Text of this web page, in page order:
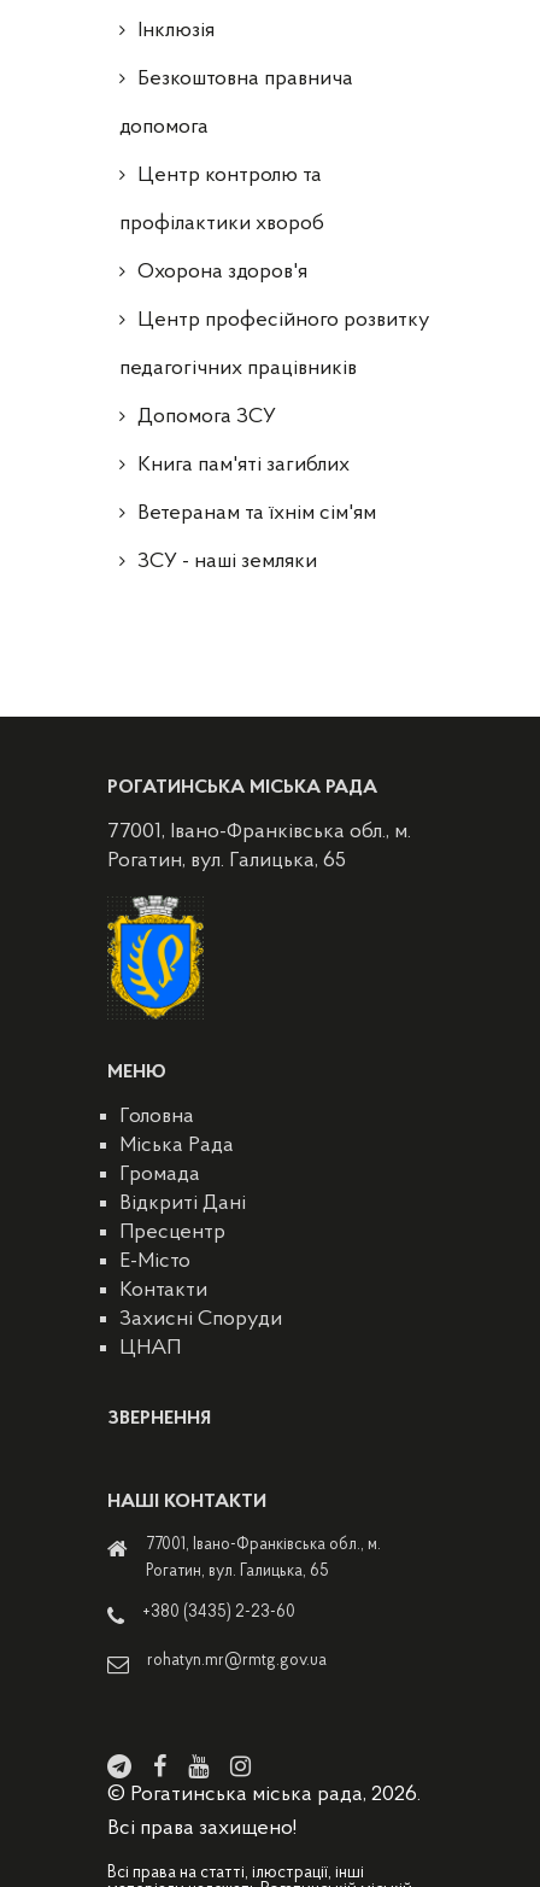
Інклюзія
Безкоштовна правнича
допомога
Центр контролю та
профілактики хвороб
Охорона здоров'я
Центр професійного розвитку
педагогічних працівників
Допомога ЗСУ
Книга пам'яті загиблих
Ветеранам та їхнім сім'ям
ЗСУ - наші земляки
РОГАТИНСЬКА МІСЬКА РАДА
77001, Івано-Франківська обл., м.
Рогатин, вул. Галицька, 65
МЕНЮ
Головна
Міська Рада
Громада
Відкриті Дані
Пресцентр
E-Місто
Контакти
Захисні Споруди
ЦНАП
ЗВЕРНЕННЯ
НАШІ КОНТАКТИ
77001, Івано-Франківська обл., м.
Рогатин, вул. Галицька, 65
+380 (3435) 2-23-60
rohatyn.mr@rmtg.gov.ua
© Рогатинська міська рада, 2026.
Всі права захищено!
Всі права на статті, ілюстрації, інші